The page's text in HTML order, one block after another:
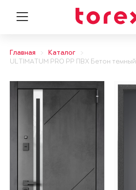
Главная
Каталог
ULTIMATUM PRO PP ПВХ Бетон темный